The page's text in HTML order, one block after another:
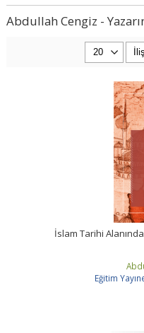
Abdullah Cengiz -
İslam Tarihi
Eğitim